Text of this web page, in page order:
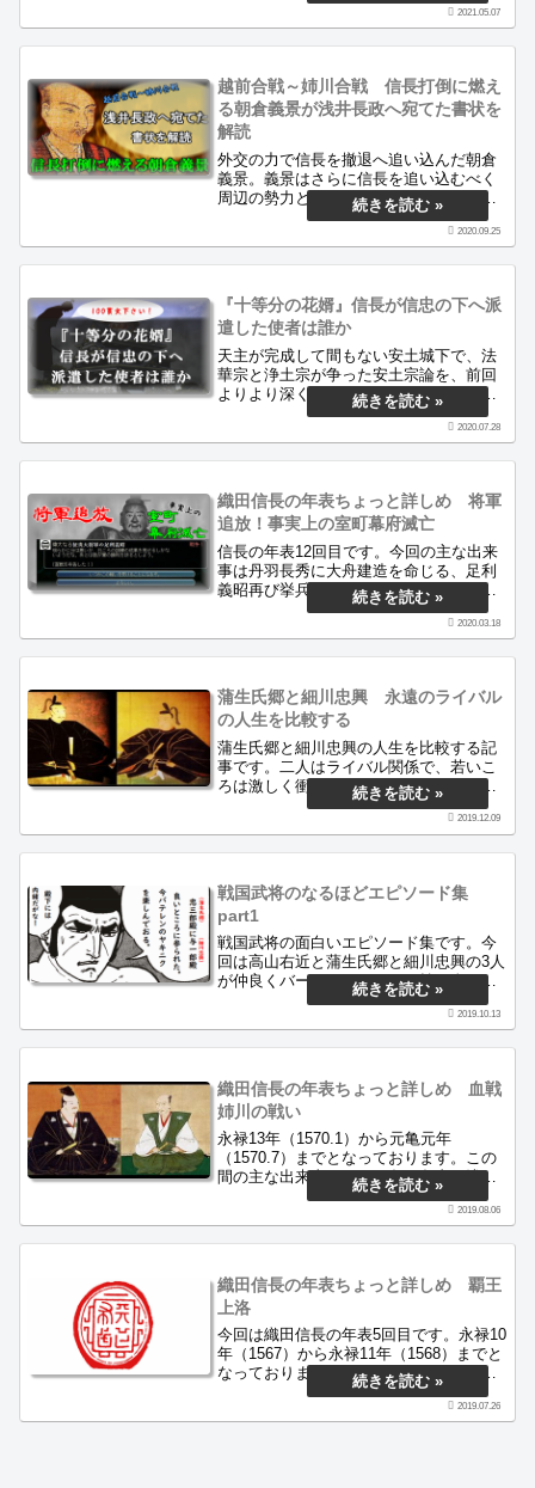
島一向一揆戦の時期にあたります。2021.05.07
越前合戦～姉川合戦 信長打倒に燃え
る朝倉義景が浅井長政へ宛てた書状を
解読
外交の力で信長を撤退へ追い込んだ朝倉
義景。義景はさらに信長を追い込むべく
周辺の勢力と誼を通じ、調略を活発化さ
せます。この時期に朝倉義景が浅井長政
へ宛てた書状を解読し、そこから何が見
2020.09.25
『十等分の花婿』信長が信忠の下へ派
遣した使者は誰か
天主が完成して間もない安土城下で、法
華宗と浄土宗が争った安土宗論を、前回
よりより深く考察します。とりわけ、信
忠へお金の送金を依頼した目的と、その
使者として岐阜へ派遣された『十等分の
2020.07.28
織田信長の年表ちょっと詳しめ 将軍
追放！事実上の室町幕府滅亡
信長の年表12回目です。今回の主な出来
事は丹羽長秀に大舟建造を命じる、足利
義昭再び挙兵の風聞、河内畠山家の遊佐
信教らが主君・畠山秋高（昭高）を弑
逆、足利義昭再び挙兵、二条御所の戦
城の戦い、「天正」と改元などです。
2020.03.18
蒲生氏郷と細川忠興 永遠のライバル
の人生を比較する
蒲生氏郷と細川忠興の人生を比較する記
事です。二人はライバル関係で、若いこ
ろは激しく衝突していたようですが、や
がてお互いを認め合う良き親友となりま
した。今回はそんな両者の生い立ちや初
介します。
2019.12.09
戦国武将のなるほどエピソード集
part1
戦国武将の面白いエピソード集です。今
回は高山右近と蒲生氏郷と細川忠興の3人
が仲良くバーベキューをして焼き肉にハ
マる話。竹中半兵衛と黒田官兵衛の逸
話。織田信長の優れた判断力と武勇を物
2019.10.13
織田信長の年表ちょっと詳しめ 血戦
姉川の戦い
永禄13年（1570.1）から元亀元年
（1570.7）までとなっております。この
間の主な出来事は、五ヶ条の条書、浅井
長政謀反、金ケ崎撤退戦、信長狙撃事
件、落窪合戦、姉川の合戦などです。
2019.08.06
織田信長の年表ちょっと詳しめ 覇王
上洛
今回は織田信長の年表5回目です。永禄10
年（1567）から永禄11年（1568）までと
なっております。この間の主な出来事
は、岐阜城改名と居城移転、天下布武の
印判使用、浅井長政と婚姻同盟、南近江
2019.07.26